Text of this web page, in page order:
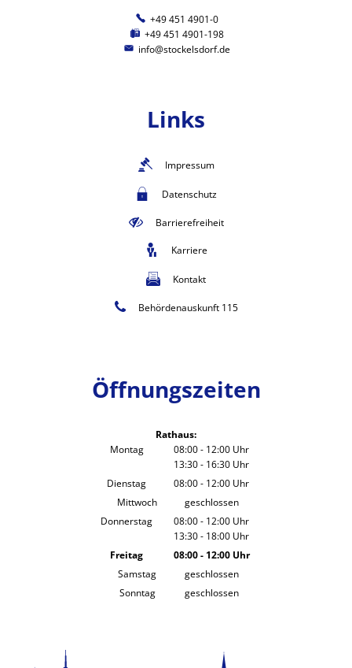
+49 451 4901-0
+49 451 4901-198
info@stockelsdorf.de
Links
Impressum
Datenschutz
Barrierefreiheit
Karriere
Kontakt
Behördenauskunft 115
Öffnungszeiten
Rathaus:
Montag
08:00- 12:00 Uhr
Von 08:00 bis 12:00 Uhr
13:30- 16:30 Uhr
Von 13:30 bis 16:30 Uhr
Dienstag 08:00- 12:00 Uhr
Von 08:00 bis 12:00 Uhr
Mittwoch
geschlossen
Donnerstag
08:00- 12:00 Uhr
Von 08:00 bis 12:00 Uhr
13:30- 18:00 Uhr
Von 13:30 bis 18:00 Uhr
Freitag 08:00- 12:00Uhr
Von 08:00 bis 12:00 Uhr
Samstag
geschlossen
Sonntag
geschlossen